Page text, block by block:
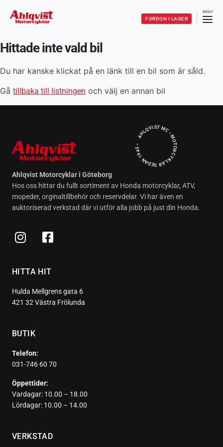
FORDON I LAGER
Hittade inte vald bil
Du har kanske klickat på en länk till en bil som är såld.
Gå tillbaka till listningen och välj en annan bil
AHLQVIST MC • MOTORCYKLAR SEDAN 1945 •
Ahlqvist Motorcyklar i Göteborg
Hos oss hittar du fullt sortiment av Honda motorcyklar, ATV,
mopeder, orginaltillbehör och reservdelar. Vi har även en
auktoriserad verkstad där vi utför alla jobb på just din Honda.
HITTA HIT
Hulda Mellgrens gata 6
421 32 Västra Frölunda
BUTIK
Telefon:
031-746 60 70
Öppettider:
Vardagar: 10.00 – 18.00
Lördagar: 10.00 – 14.00
VERKSTAD